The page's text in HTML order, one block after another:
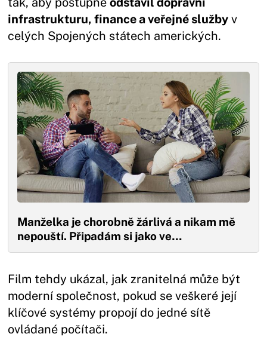
infrastrukturu, finance a veřejné služby v
celých Spojených státech amerických.
Manželka je chorobně žárlivá a nikam mě
nepouští. Připadám si jako ve…
Film tehdy ukázal, jak zranitelná může být
moderní společnost, pokud se veškeré její
klíčové systémy propojí do jedné sítě
ovládané počítači.